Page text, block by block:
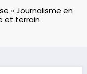
»Journalisme en
et terrain